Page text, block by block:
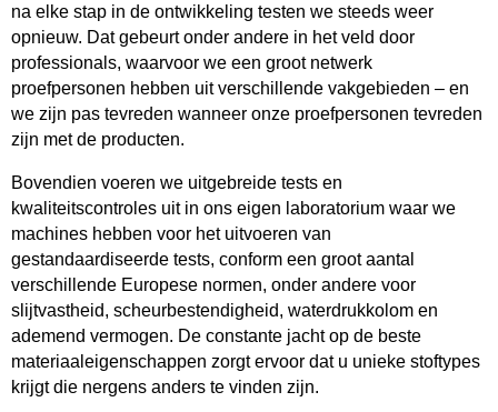
na elke stap in de ontwikkeling testen we steeds weer
opnieuw. Dat gebeurt onder andere in het veld door
professionals, waarvoor we een groot netwerk
proefpersonen hebben uit verschillende vakgebieden – en
we zijn pas tevreden wanneer onze proefpersonen tevreden
zijn met de producten.
Bovendien voeren we uitgebreide tests en
kwaliteitscontroles uit in ons eigen laboratorium waar we
machines hebben voor het uitvoeren van
gestandaardiseerde tests, conform een groot aantal
verschillende Europese normen, onder andere voor
slijtvastheid, scheurbestendigheid, waterdrukkolom en
ademend vermogen. De constante jacht op de beste
materiaaleigenschappen zorgt ervoor dat u unieke stoftypes
krijgt die nergens anders te vinden zijn.